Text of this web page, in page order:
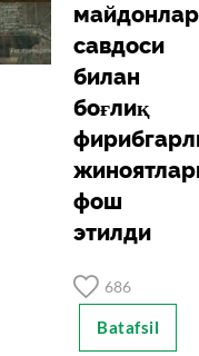
савдоси
билан
боғлиқ
фош
этилди
686
Batafsil